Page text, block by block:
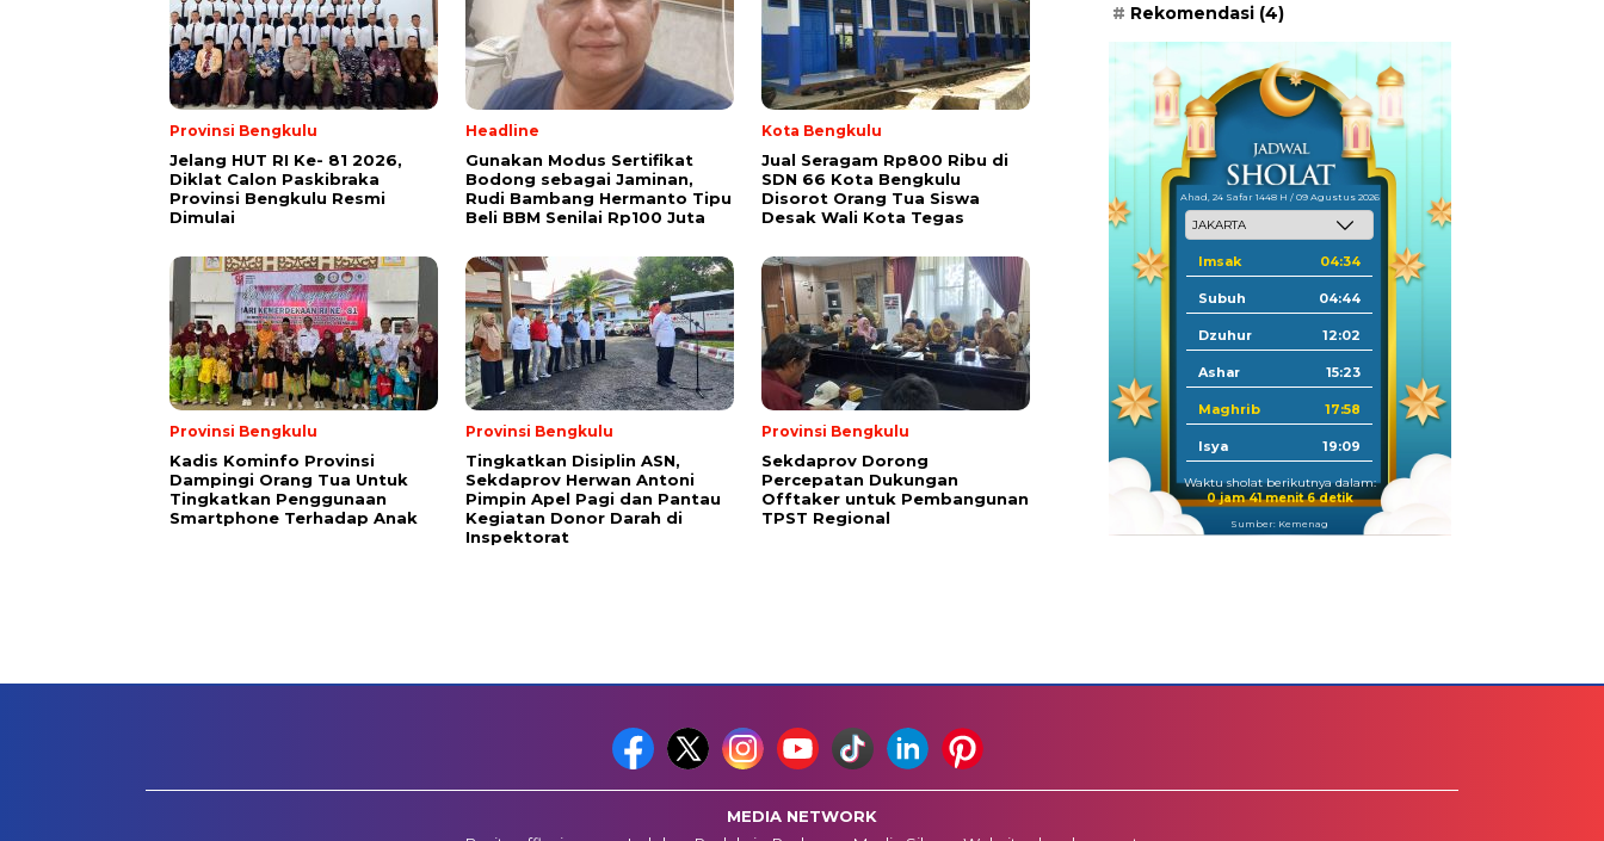
Provinsi Bengkulu
Jelang HUT RI Ke- 81 2026,
Diklat Calon Paskibraka
Provinsi Bengkulu Resmi
Dimulai
Headline
Gunakan Modus Sertifikat
Bodong sebagai Jaminan,
Rudi Bambang Hermanto Tipu
Beli BBM Senilai Rp100 Juta
Kota Bengkulu
Jual Seragam Rp800 Ribu di
SDN 66 Kota Bengkulu
Disorot Orang Tua Siswa
Desak Wali Kota Tegas
Provinsi Bengkulu
Kadis Kominfo Provinsi
Dampingi Orang Tua Untuk
Tingkatkan Penggunaan
Smartphone Terhadap Anak
Provinsi Bengkulu
Tingkatkan Disiplin ASN,
Sekdaprov Herwan Antoni
Pimpin Apel Pagi dan Pantau
Kegiatan Donor Darah di
Inspektorat
Provinsi Bengkulu
Sekdaprov Dorong
Percepatan Dukungan
Offtaker untuk Pembangunan
TPST Regional
Rekomendasi (4)
Ahad, 24 Safar 1448 H / 09 Agustus 2026
Imsak 04:34
Subuh 04:44
Dzuhur 12:02
Ashar 15:23
Maghrib 17:58
Isya 19:09
Waktu sholat berikutnya dalam:
0 jam 41 menit 5 detik
Sumber: Kemenag
MEDIA NETWORK